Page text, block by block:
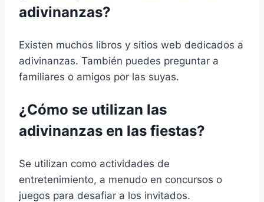
adivinanzas?
Existen muchos libros y sitios web dedicados a
adivinanzas. También puedes preguntar a
familiares o amigos por las suyas.
¿Cómo se utilizan las
adivinanzas en las fiestas?
Se utilizan como actividades de
entretenimiento, a menudo en concursos o
juegos para desafiar a los invitados.